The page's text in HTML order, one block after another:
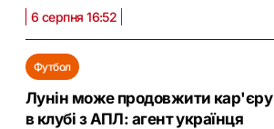
6 серпня 16:52
Футбол
Лунін може продовжити кар'єру
в клубі з АПЛ: агент українця